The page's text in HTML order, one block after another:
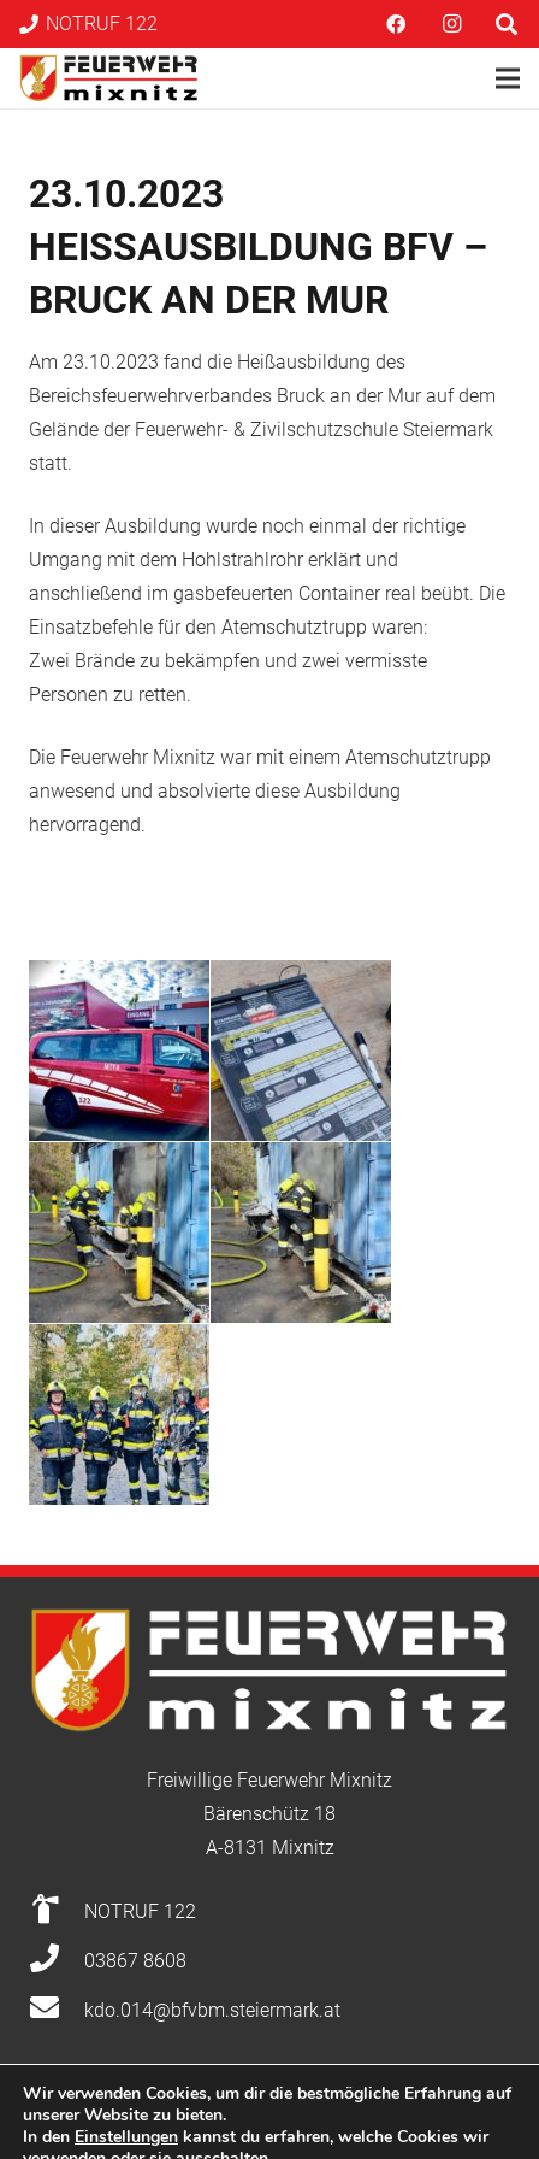
NOTRUF 122
23.10.2023
HEISSAUSBILDUNG BFV – B
RUCK AN DER MUR
Am 23.10.2023 fand die Heißausbildung des
Bereichsfeuerwehrverbandes Bruck an der Mur auf dem
Gelände der Feuerwehr- & Zivilschutzschule Steiermark
statt.
In dieser Ausbildung wurde noch einmal der richtige
Umgang mit dem Hohlstrahlrohr erklärt und
anschließend im gasbefeuerten Container real beübt. Die
Einsatzbefehle für den Atemschutztrupp waren:
Zwei Brände zu bekämpfen und zwei vermisste
Personen zu retten.
Die Feuerwehr Mixnitz war mit einem Atemschutztrupp
anwesend und absolvierte diese Ausbildung
hervorragend.
Freiwillige Feuerwehr Mixnitz
Bärenschütz 18
A-8131 Mixnitz
NOTRUF 122
03867 8608
kdo.014@bfvbm.steiermark.at
Impressum|Datenschutz |Nutzung
Wir verwenden Cookies, um dir die bestmögliche Erfahrung auf
unserer Website zu bieten.
In den Einstellungen kannst du erfahren, welche Cookies wir